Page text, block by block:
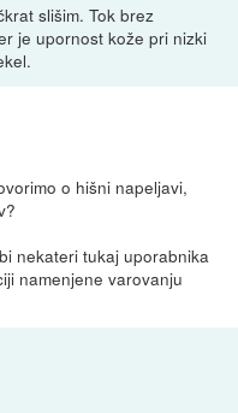
slišim. Tok brez
je upornost kože pri nizki
o hišni napeljavi,
nekateri tukaj uporabnika
namenjene varovanju